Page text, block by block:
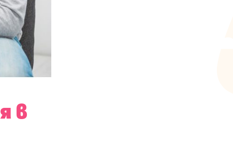
в